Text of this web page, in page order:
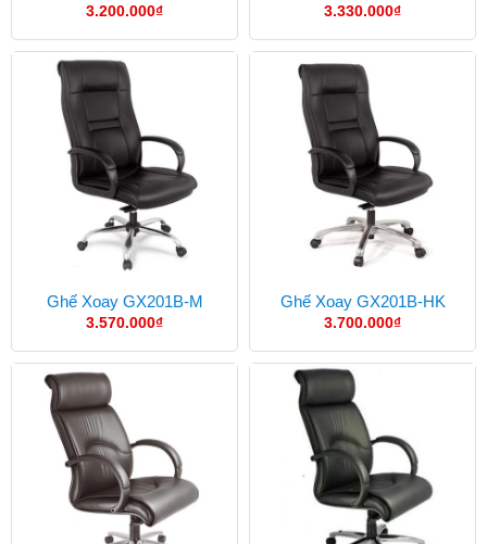
3.200.000₫ 3.330.000₫
Ghế Xoay GX201B-M
3.570.000₫
Ghế Xoay GX201B-HK
3.700.000₫